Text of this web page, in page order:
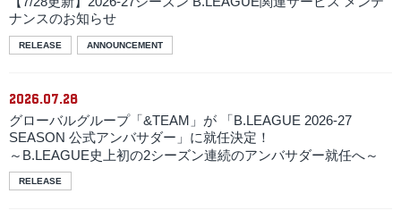
ナンスのお知らせ
RELEASE ANNOUNCEMENT
2026.07.28
グローバルグループ「&TEAM」が 「B.LEAGUE 2026-27
SEASON 公式アンバサダー」に就任決定！
～B.LEAGUE史上初の2シーズン連続のアンバサダー就任へ～
RELEASE